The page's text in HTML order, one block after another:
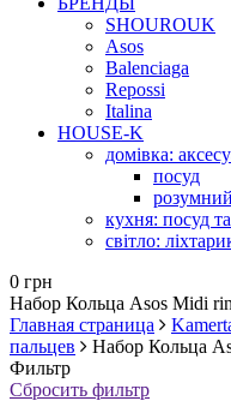
SHOUROUK
Asos
Balenciaga
Repossi
Italina
HOUSE-K
домівка:
посуд
кухня: посуд
світло:
0 грн
Набор Кольца Asos Midi
Главная страница
пальцев
Набор Кольца
Фильтр
Сбросить фильтр